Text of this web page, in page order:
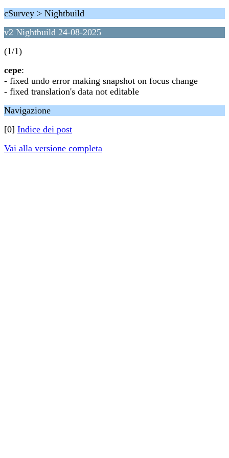
cSurvey > Nightbuild
v2 Nightbuild 24-08-2025
(1/1)
cepe:
- fixed undo error making snapshot on focus change
- fixed translation's data not editable
Navigazione
[0] Indice dei post
Vai alla versione completa